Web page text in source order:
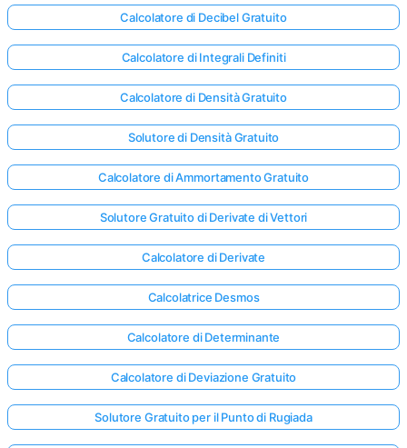
Calcolatore di Decibel Gratuito
Calcolatore di Integrali Definiti
Calcolatore di Densità Gratuito
Solutore di Densità Gratuito
Calcolatore di Ammortamento Gratuito
Solutore Gratuito di Derivate di Vettori
Calcolatore di Derivate
Calcolatrice Desmos
Calcolatore di Determinante
Calcolatore di Deviazione Gratuito
Solutore Gratuito per il Punto di Rugiada